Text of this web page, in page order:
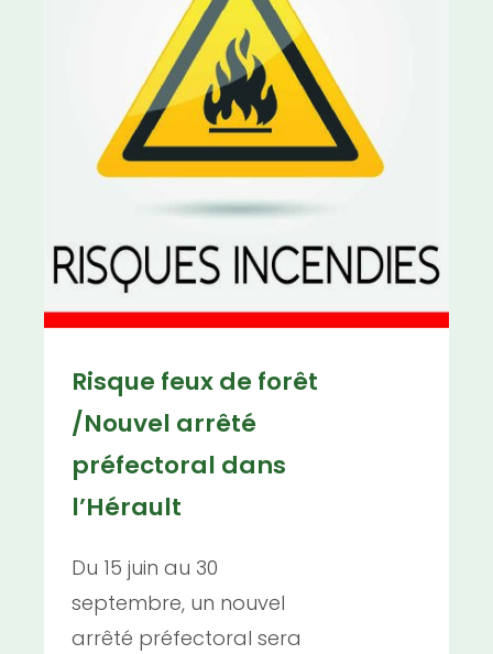
Risque feux de forêt
/Nouvel arrêté
préfectoral dans
l’Hérault
Du 15 juin au 30
septembre, un nouvel
arrêté préfectoral sera